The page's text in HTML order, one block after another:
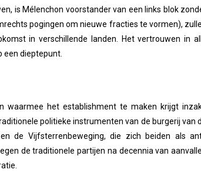
is Mélenchon voorstander van een links blok
pogingen om nieuwe fracties te vormen),
in verschillende landen. Het vertrouwen in
een dieptepunt.
waarmee het establishment te maken krijgt
politieke instrumenten van de burgerij van
de Vijfsterrenbeweging, die zich beiden als
de traditionele partijen na decennia van